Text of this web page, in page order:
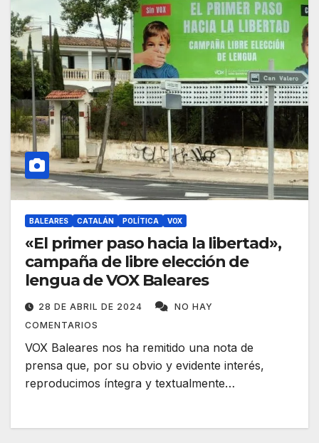
BALEARES CATALÁN POLÍTICA VOX
«El primer paso hacia la libertad»,
campaña de libre elección de
lengua de VOX Baleares
28 DE ABRIL DE 2024
NO HAY
COMENTARIOS
VOX Baleares nos ha remitido una nota de
prensa que, por su obvio y evidente interés,
reproducimos íntegra y textualmente…